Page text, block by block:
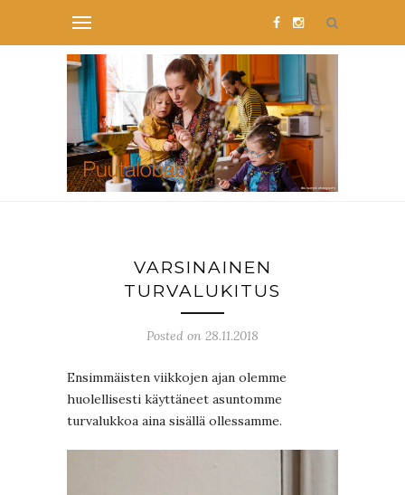
VARSINAINEN
TURVALUKITUS
Posted on 28.11.2018
Ensimmäisten viikkojen ajan olemme
huolellisesti käyttäneet asuntomme
turvalukkoa aina sisällä ollessamme.